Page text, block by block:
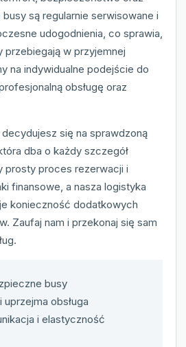
są regularnie serwisowane i
udogodnienia, co sprawia,
przebiegają w przyjemnej
na indywidualne podejście do
obsługę oraz
się na sprawdzoną
dba o każdy szczegół
prosty proces rezerwacji i
finansowe, a nasza logistyka
konieczność dodatkowych
Zaufaj nam i przekonaj się sam
busy
uprzejma obsługa
i elastyczność